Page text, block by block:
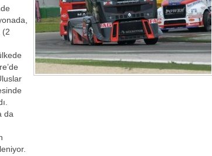
(2
da